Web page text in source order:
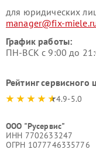
для юридических
manager@fix-
График работы:
ПН-ВСК с 9:00 до
Рейтинг сервисного
4.9-5.0
ООО "Русервис"
ИНН 7702633247
ОГРН 1077746335776